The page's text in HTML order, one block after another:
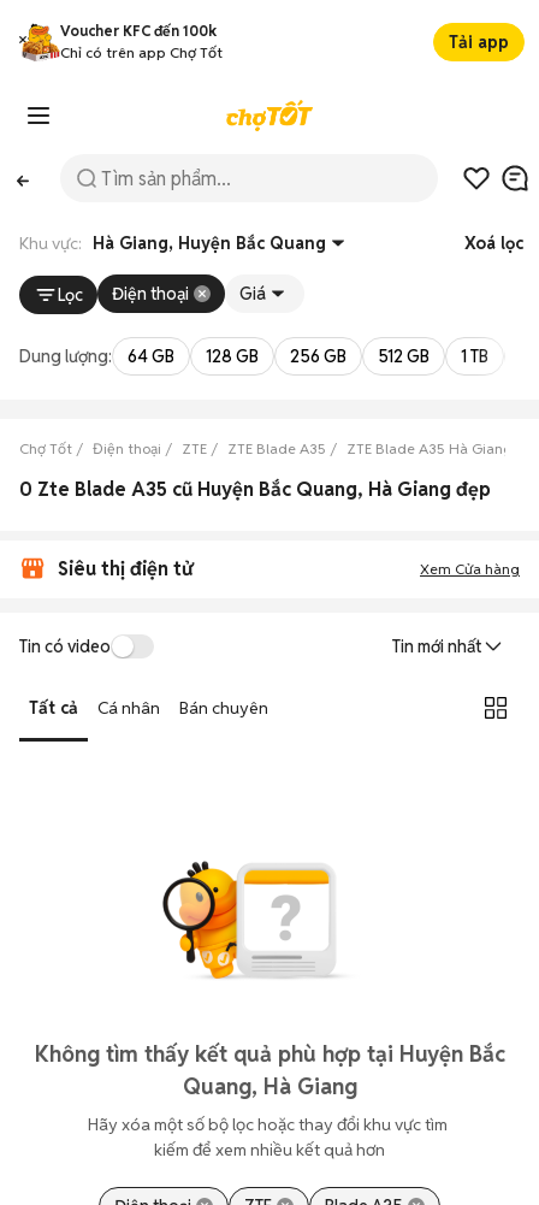
Voucher KFC đến 100k
Chỉ có trên app Chợ Tốt
Tải app
Khu vực: Hà Giang, Huyện Bắc Quang Xoá lọc
Lọc Điện thoại Giá
Dung lượng: 64 GB 128 GB 256 GB 512 GB 1 TB
Chợ Tốt Điện thoại ZTE ZTE Blade A35 ZTE Blade A35 Hà Giang
0 Zte Blade A35 cũ Huyện Bắc Quang, Hà Giang đẹp
Siêu thị điện tử Xem Cửa hàng
Tin có video Tin mới nhất
Tất cả Cá nhân Bán chuyên
Không tìm thấy kết quả phù hợp tại Huyện Bắc
Quang, Hà Giang
Hãy xóa một số bộ lọc hoặc thay đổi khu vực tìm
kiếm để xem nhiều kết quả hơn